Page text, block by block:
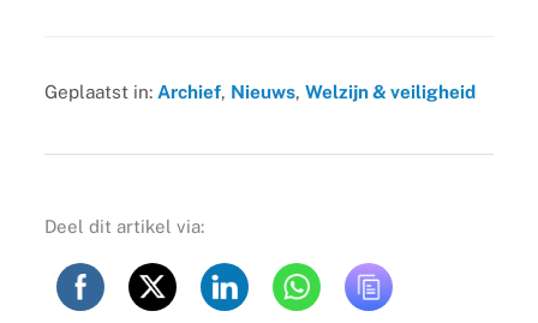
Geplaatst in: Archief, Nieuws, Welzijn & veiligheid
Deel dit artikel via: